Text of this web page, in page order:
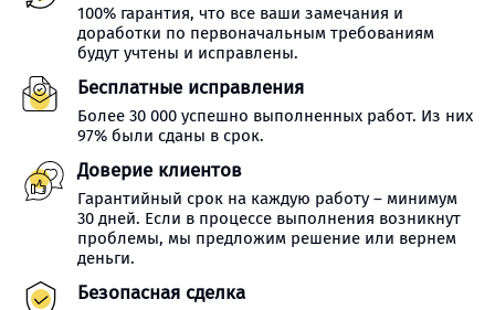
100% гарантия, что все ваши замечания и
доработки по первоначальным требованиям
будут учтены и исправлены.
Бесплатные исправления
Более 30 000 успешно выполненных работ. Из них
97% были сданы в срок.
Доверие клиентов
Гарантийный срок на каждую работу – минимум
30 дней. Если в процессе выполнения возникнут
проблемы, мы предложим решение или вернем
деньги.
Безопасная сделка